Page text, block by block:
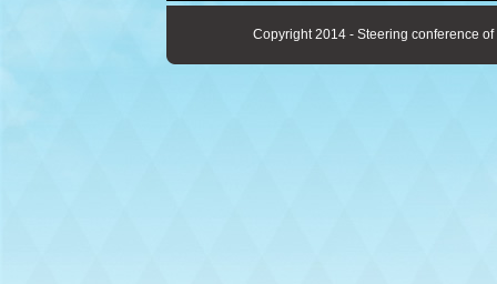
Copyright 2014 - Steering conference